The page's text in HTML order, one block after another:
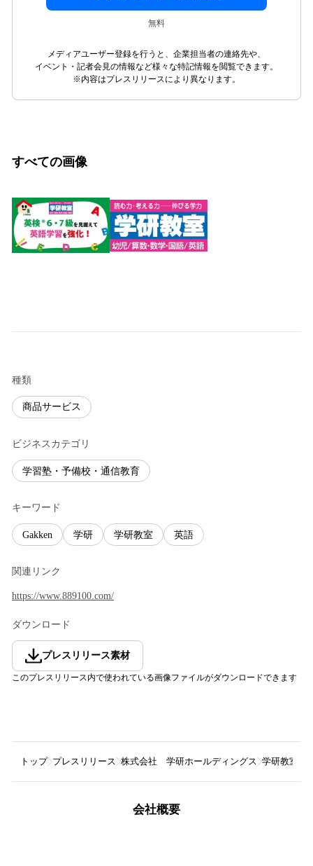
無料
メディアユーザー登録を行うと、企業担当者の連絡先や、
イベント・記者会見の情報など様々な特記情報を閲覧できます。
※内容はプレスリリースにより異なります。
すべての画像
種類
商品サービス
ビジネスカテゴリ
学習塾・予備校・通信教育
キーワード
Gakken 学研 学研教室 英語
関連リンク
https://www.889100.com/
ダウンロード
プレスリリース素材
このプレスリリース内で使われている画像ファイルがダウンロードできます
トップ プレスリリース 株式会社 学研ホールディングス 学研教室、
会社概要